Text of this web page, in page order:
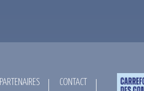
PARTENAIRES CONTACT